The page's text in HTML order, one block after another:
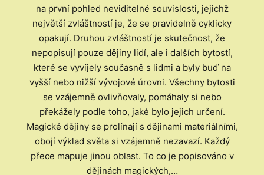
na první pohled neviditelné souvislosti, jejichž
největší zvláštností je, že se pravidelně cyklicky
opakují. Druhou zvláštností je skutečnost, že
nepopisují pouze dějiny lidí, ale i dalších bytostí,
které se vyvíjely současně s lidmi a byly buď na
vyšší nebo nižší vývojové úrovni. Všechny bytosti
se vzájemně ovlivňovaly, pomáhaly si nebo
překážely podle toho, jaké bylo jejich určení.
Magické dějiny se prolínají s dějinami materiálními,
obojí výklad světa si vzájemně nezavazí. Každý
přece mapuje jinou oblast. To co je popisováno v
dějinách magických,…